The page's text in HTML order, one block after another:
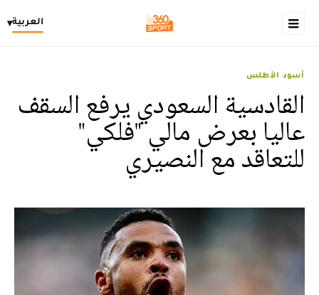
العربية▾
أسود الأطلس
القادسية السعودي يرفع السقف
عاليا بعرض مالي "فلكي"
للتعاقد مع النصيري